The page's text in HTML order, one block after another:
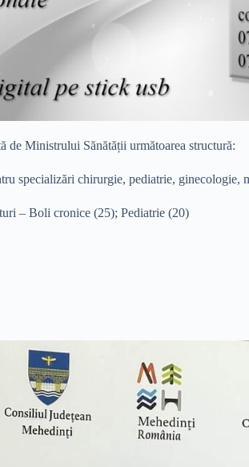
de Ministrului Sănătății următoarea structură:
specializări chirurgie, pediatrie, ginecologie,
– Boli cronice (25); Pediatrie (20)